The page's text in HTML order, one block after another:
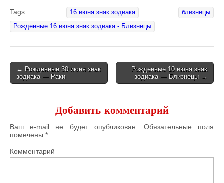
Tags: 16 июня знак зодиака
близнецы
Рожденные 16 июня знак зодиака - Близнецы
Post navigation
← Рожденные 30 июня знак
зодиака — Раки
Рожденные 10 июня знак
зодиака — Близнецы →
Добавить комментарий
Ваш e-mail не будет опубликован.
Обязательные поля
помечены *
Комментарий